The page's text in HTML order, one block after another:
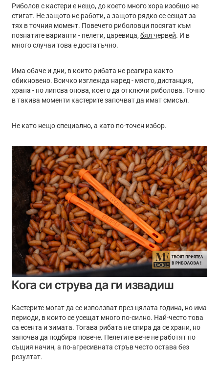
Риболов с кастери е нещо, до което много хора изобщо не
стигат. Не защото не работи, а защото рядко се сещат за
тях в точния момент. Повечето риболовци посягат към
познатите варианти - пелети, царевица, бял червей. И в
много случаи това е достатъчно.
Има обаче и дни, в които рибата не реагира както
обикновено. Всичко изглежда наред - място, дистанция,
храна - но липсва онова, което да отключи риболова. Точно
в такива моменти кастерите започват да имат смисъл.
Не като нещо специално, а като по-точен избор.
Кога си струва да ги извадиш
Кастерите могат да се използват през цялата година, но има
периоди, в които се усещат много по-силно. Най-често това
са есента и зимата. Тогава рибата не спира да се храни, но
започва да подбира повече. Пелетите вече не работят по
същия начин, а по-агресивната стръв често остава без
резултат.